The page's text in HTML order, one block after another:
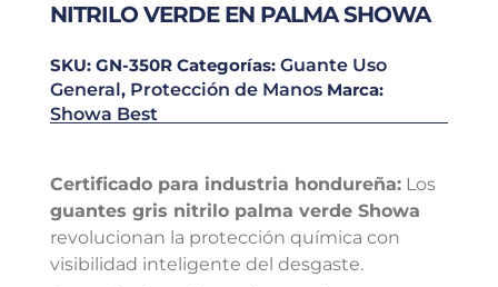
NITRILO VERDE EN PALMA SHOWA
SKU: GN-350R Categorías: Guante Uso
General, Protección de Manos Marca:
Showa Best
Certificado para industria hondureña: Los
guantes gris nitrilo palma verde Showa
revolucionan la protección química con
visibilidad inteligente del desgaste.